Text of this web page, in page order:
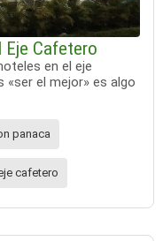
Cafetero
en el eje
el mejor» es algo
panaca
cafetero